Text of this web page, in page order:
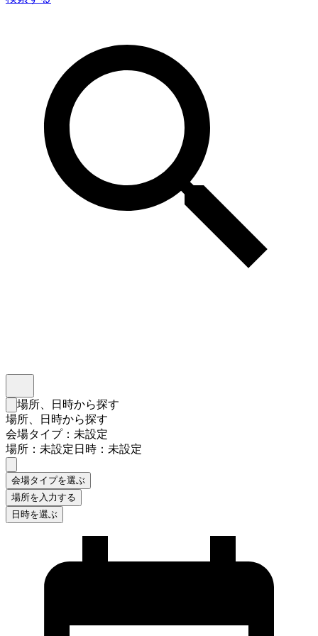
検索フォームを閉じる
場所、日時から探す
場所、日時から探す
会場タイプ：未設定
場所：未設定日時：未設定
会場タイプを選ぶ
場所を入力する
日時を選ぶ